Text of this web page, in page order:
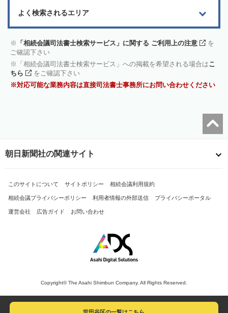
よく検索されるエリア
「相続会議司法書士検索サービス」に関する ご利用上の注意
を
ご確認下さい
「相続会議司法書士検索サービス」への掲載を希望される場合はこ
ちら
をご確認下さい
対応可能な業務内容は直接司法書士事務所にお問い合わせください
朝日新聞社の関連サイト
このサイトについて サイトポリシー 相続会議利用規約
相続会議プライバシーポリシー 利用者情報の外部送信 プライバシーポータル
運営会社 広告ガイド お問い合わせ
Copyright© The Asahi Shimbun Company. All Rights Reserved.